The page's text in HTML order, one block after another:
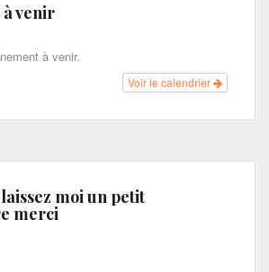
à venir
à venir.
Voir le calendrier
moi un petit
merci